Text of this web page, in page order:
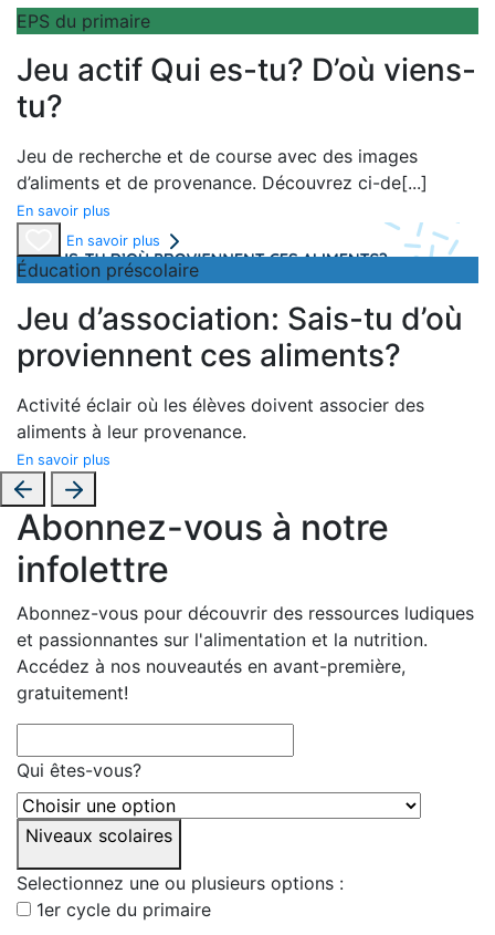
EPS du primaire
Jeu actif Qui es-tu? D’où viens-
tu?
Jeu de recherche et de course avec des images
d’aliments et de provenance. Découvrez ci-de[...]
En savoir plus
En savoir plus
Éducation préscolaire
Jeu d’association: Sais-tu d’où
proviennent ces aliments?
Activité éclair où les élèves doivent associer des
aliments à leur provenance.
En savoir plus
Abonnez-vous à notre
infolettre
Abonnez-vous pour découvrir des ressources ludiques
et passionnantes sur l'alimentation et la nutrition.
Accédez à nos nouveautés en avant-première,
gratuitement!
Qui êtes-vous?
Niveaux scolaires
Selectionnez une ou plusieurs options :
1er cycle du primaire